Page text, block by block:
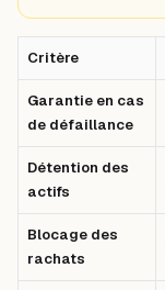
Critère
Garantie en cas
de défaillance
Détention des
actifs
Blocage des
rachats